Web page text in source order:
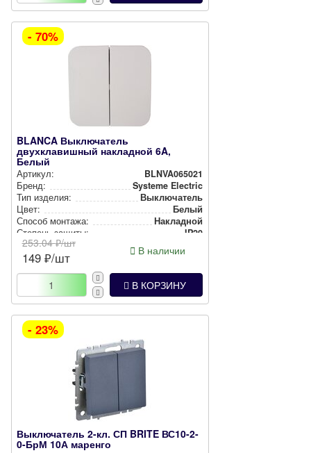
- 70%
BLANCA Выключатель
двухклавишный накладной 6A,
Белый
Артикул:
BLNVA065021
Бренд:
Systeme Electric
Тип изделия:
Вык­лю­ча­тель
Цвет:
Белый
Способ монтажа:
Накладной
Степень защиты:
IP20
253.04₽/шт
149 ₽/шт В наличии
В КОРЗИНУ
- 23%
Выключатель 2-кл. СП BRITE ВС10-2-
0-БрМ 10А маренго